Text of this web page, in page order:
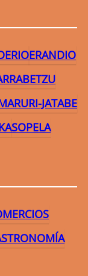
ERANDIO
JATABE
SOPELA